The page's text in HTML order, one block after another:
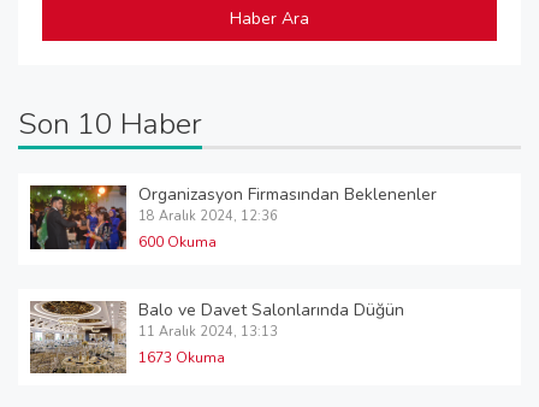
Haber Ara
Son 10 Haber
Organizasyon Firmasından Beklenenler
18 Aralık 2024, 12:36
600 Okuma
Balo ve Davet Salonlarında Düğün
11 Aralık 2024, 13:13
1673 Okuma